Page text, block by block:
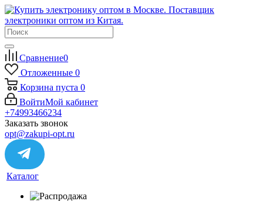
Сравнение0
Отложенные 0
Корзина пуста 0
ВойтиМой кабинет
+74993466234
Заказать звонок
opt@zakupi-opt.ru
Каталог